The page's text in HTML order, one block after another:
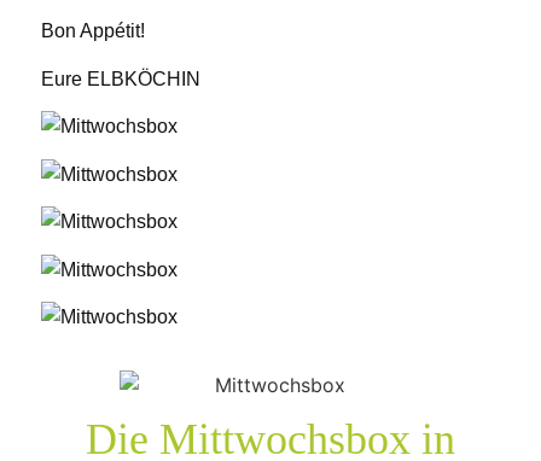
Bon Appétit!
Eure ELBKÖCHIN
Die Mittwochsbox in